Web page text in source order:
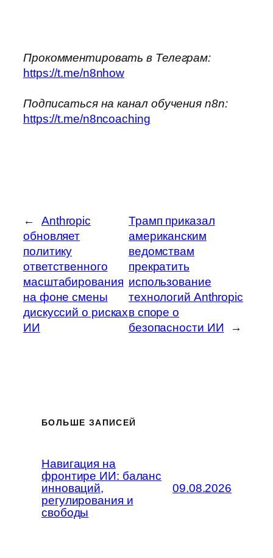
Прокомментировать в Телеграм:
https://t.me/n8nhow
Подписаться на канал обучения n8n:
https://t.me/n8ncoaching
←
Anthropic
обновляет
политику
ответственного
масштабирования
на фоне смены
дискуссий о рисках
ИИ
Трамп приказал
американским
ведомствам
прекратить
использование
технологий Anthropic
в споре о
безопасности ИИ
→
БОЛЬШЕ ЗАПИСЕЙ
Навигация на
фронтире ИИ: баланс
инноваций,
регулирования и
свободы
09.08.2026